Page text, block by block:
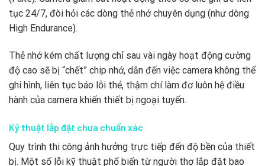
tục 24/7, đòi hỏi các dòng thẻ nhớ chuyên dụng (như dòng
High Endurance).
Thẻ nhớ kém chất lượng chỉ sau vài ngày hoạt động cường
độ cao sẽ bị “chết” chip nhớ, dẫn đến việc camera không thể
ghi hình, liên tục báo lỗi thẻ, thậm chí làm đơ luôn hệ điều
hành của camera khiến thiết bị ngoại tuyến.
Kỹ thuật lắp đặt chưa chuẩn xác
Quy trình thi công ảnh hưởng trực tiếp đến độ bền của thiết
bị. Một số lỗi kỹ thuật phổ biến từ người thợ lắp đặt bao